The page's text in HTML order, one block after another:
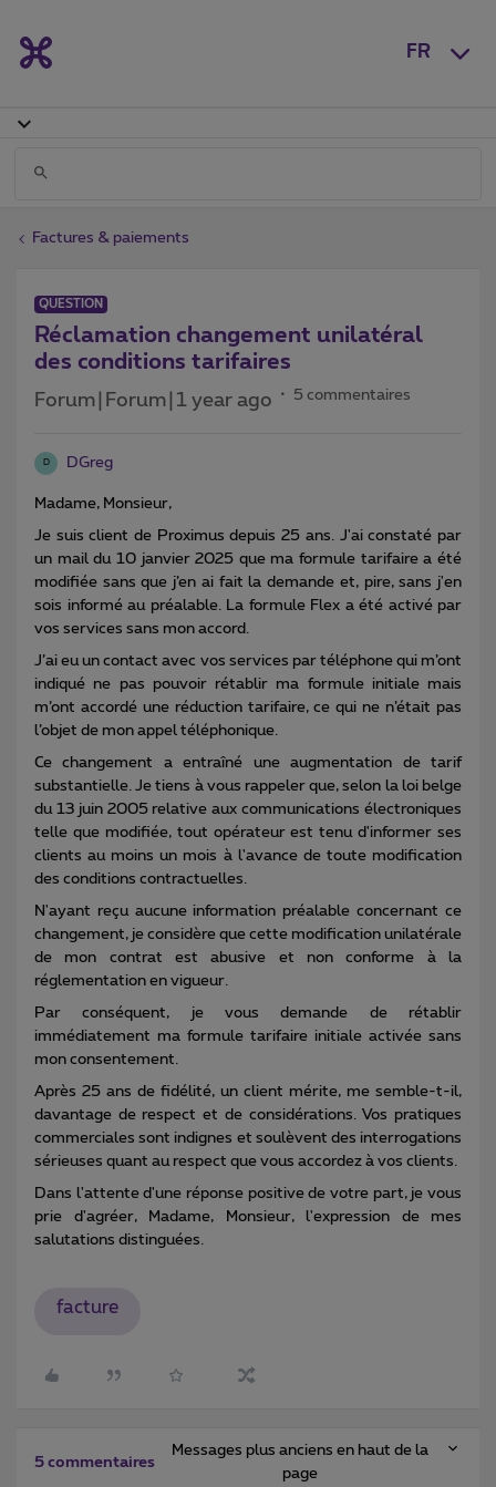
FR
Factures & paiements
QUESTION
Réclamation changement unilatéral
des conditions tarifaires
Forum|Forum|1 year ago 5 commentaires
D DGreg
Madame, Monsieur,
Je suis client de Proximus depuis 25 ans. J'ai constaté par
un mail du 10 janvier 2025 que ma formule tarifaire a été
modifiée sans que j’en ai fait la demande et, pire, sans j'en
sois informé au préalable. La formule Flex a été activé par
vos services sans mon accord.
J’ai eu un contact avec vos services par téléphone qui m’ont
indiqué ne pas pouvoir rétablir ma formule initiale mais
m’ont accordé une réduction tarifaire, ce qui ne n’était pas
l’objet de mon appel téléphonique.
Ce changement a entraîné une augmentation de tarif
substantielle. Je tiens à vous rappeler que, selon la loi belge
du 13 juin 2005 relative aux communications électroniques
telle que modifiée, tout opérateur est tenu d'informer ses
clients au moins un mois à l'avance de toute modification
des conditions contractuelles.
N'ayant reçu aucune information préalable concernant ce
changement, je considère que cette modification unilatérale
de mon contrat est abusive et non conforme à la
réglementation en vigueur.
Par conséquent, je vous demande de rétablir
immédiatement ma formule tarifaire initiale activée sans
mon consentement.
Après 25 ans de fidélité, un client mérite, me semble-t-il,
davantage de respect et de considérations. Vos pratiques
commerciales sont indignes et soulèvent des interrogations
sérieuses quant au respect que vous accordez à vos clients.
Dans l'attente d'une réponse positive de votre part, je vous
prie d'agréer, Madame, Monsieur, l'expression de mes
salutations distinguées.
facture
5 commentaires
Messages plus anciens en haut de la
page